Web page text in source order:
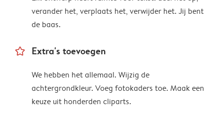
verander het, verplaats het, verwijder het. Jij bent
de baas.
star_outline Extra's toevoegen
We hebben het allemaal. Wijzig de
achtergrondkleur. Voeg fotokaders toe. Maak een
keuze uit honderden cliparts.